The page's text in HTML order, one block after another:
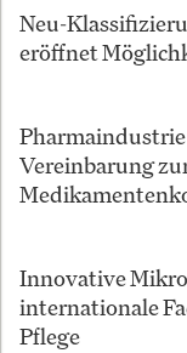
Neu-
eröffnet
Pharmaindustrie
Vereinbarung
Innovative
internationale
Pflege